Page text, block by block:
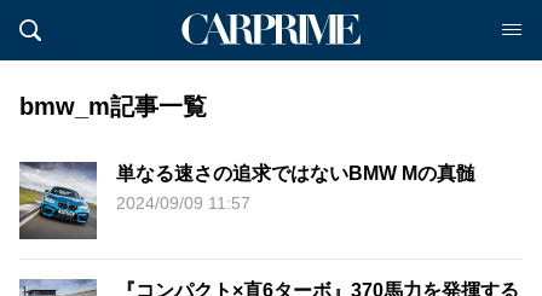
bmw_m記事一覧
単なる速さの追求ではないBMW Mの真髄
2024/09/09 11:57
『コンパクト×直6ターボ』370馬力を発揮する